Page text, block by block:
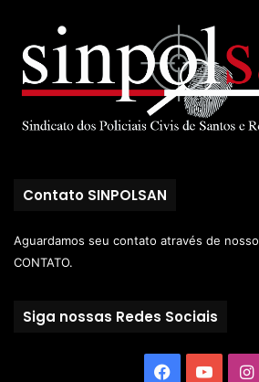
Contato SINPOLSAN
Aguardamos seu contato através de nosso
CONTATO.
Siga nossas Redes Sociais